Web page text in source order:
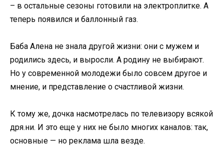
– в остальные сезоны готовили на электроплитке. А
теперь появился и баллонный газ.
Баба Алена не знала другой жизни: они с мужем и
родились здесь, и выросли. А родину не выбирают.
Но у современной молодежи было совсем другое и
мнение, и представление о счастливой жизни.
К тому же, дочка насмотрелась по телевизору всякой
дря.ни. И это еще у них не было многих каналов: так,
основные — но реклама шла везде.